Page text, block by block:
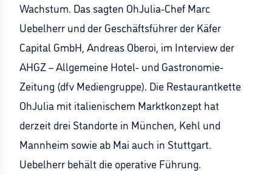
Wachstum. Das sagten OhJulia-Chef Marc
Uebelherr und der Geschäftsführer der Käfer
Capital GmbH, Andreas Oberoi, im Interview der
AHGZ – Allgemeine Hotel- und Gastronomie-
Zeitung (dfv Mediengruppe). Die Restaurantkette
OhJulia mit italienischem Marktkonzept hat
derzeit drei Standorte in München, Kehl und
Mannheim sowie ab Mai auch in Stuttgart.
Uebelherr behält die operative Führung.